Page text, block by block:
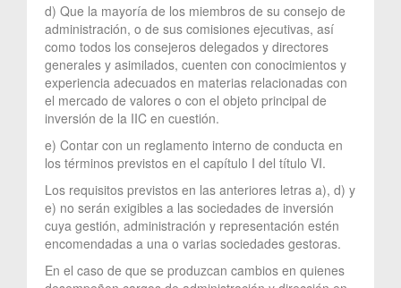
d) Que la mayoría de los miembros de su consejo de
administración, o de sus comisiones ejecutivas, así
como todos los consejeros delegados y directores
generales y asimilados, cuenten con conocimientos y
experiencia adecuados en materias relacionadas con
el mercado de valores o con el objeto principal de
inversión de la IIC en cuestión.
e) Contar con un reglamento interno de conducta en
los términos previstos en el capítulo I del título VI.
Los requisitos previstos en las anteriores letras a), d) y
e) no serán exigibles a las sociedades de inversión
cuya gestión, administración y representación estén
encomendadas a una o varias sociedades gestoras.
En el caso de que se produzcan cambios en quienes